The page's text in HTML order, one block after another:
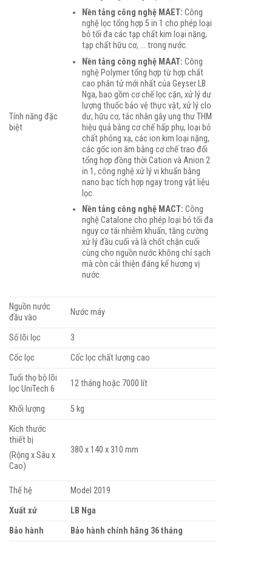
Tính năng đặc
biệt
Nền tảng công nghệ MAET: Công
nghệ lọc tổng hợp 5 in 1 cho phép loại
bỏ tối đa các tạp chất kim loại nặng,
tạp chất hữu cơ, … trong nước.
Nền tảng công nghệ MAAT: Công
nghệ Polymer tổng hợp từ hợp chất
cao phân tử mới nhất của Geyser LB
Nga, bao gồm cơ chế lọc cặn, xử lý dư
lượng thuốc bảo vệ thực vật, xử lý clo
dư, hữu cơ, tác nhân gây ung thư THM
hiệu quả bằng cơ chế hấp phụ, loại bỏ
chất phóng xạ, các ion kim loại nặng,
các gốc ion âm bằng cơ chế trao đổi
tổng hợp đồng thời Cation và Anion 2
in 1, công nghệ xử lý vi khuẩn bằng
nano bạc tích hợp ngay trong vật liệu
lọc.
Nền tảng công nghệ MACT: Công
nghệ CataIone cho phép loại bỏ tối đa
nguy cơ tái nhiễm khuẩn, tăng cường
xử lý đầu cuối và là chốt chặn cuối
cùng cho nguồn nước không chỉ sạch
mà còn cải thiện đáng kể hương vị
nước.
Nguồn nước
đầu vào
Nước máy
Số lõi lọc
3
Cốc lọc
Cốc lọc chất lượng cao
Tuổi thọ bộ lõi
lọc UniTech 6
12 tháng hoặc 7000 lít
Khối lượng
5 kg
Kích thước
thiết bị
(Rộng x Sâu x
Cao)
380 x 140 x 310 mm
Thế hệ
Model 2019
Xuất xứ
LB Nga
Bảo hành
Bảo hành chính hãng 36 tháng